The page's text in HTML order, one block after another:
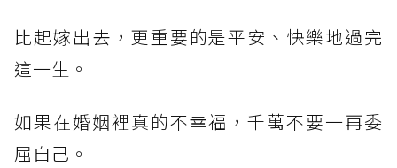
比起嫁出去，更重要的是平安、快樂地過完
這一生。
如果在婚姻裡真的不幸福，千萬不要一再委
屈自己。